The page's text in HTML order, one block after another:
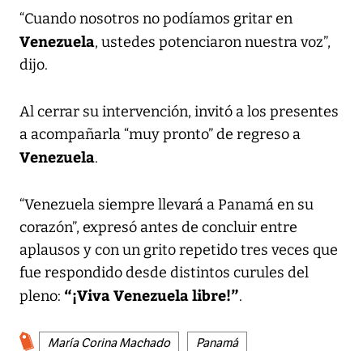
“Cuando nosotros no podíamos gritar en
Venezuela, ustedes potenciaron nuestra voz”,
dijo.
Al cerrar su intervención, invitó a los presentes
a acompañarla “muy pronto” de regreso a
Venezuela.
“Venezuela siempre llevará a Panamá en su
corazón”, expresó antes de concluir entre
aplausos y con un grito repetido tres veces que
fue respondido desde distintos curules del
pleno: “¡Viva Venezuela libre!”.
María Corina Machado
Panamá